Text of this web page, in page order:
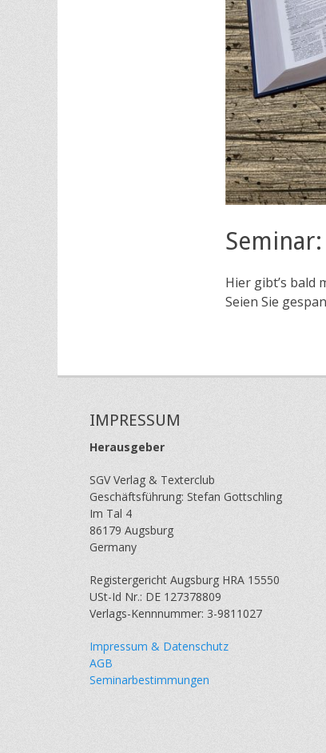
Hier gibt’s bald
Seien Sie
IMPRESSUM
Herausgeber
SGV Verlag & Texterclub
Geschäftsführung: Stefan Gottschling
Im Tal 4
86179 Augsburg
Germany
Registergericht Augsburg HRA 15550
USt-Id Nr.: DE 127378809
Verlags-Kennnummer: 3-9811027
Impressum & Datenschutz
AGB
Seminarbestimmungen